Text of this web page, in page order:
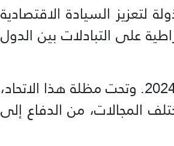
لتعزيز السيادة الاقتصادية
على التبادلات بين الدول
وتأسس اتحاد دول الساحل في 6 تموز / يوليو 2024. وتحت مظلة هذا الاتحاد،
المجالات، من الدفاع إلى